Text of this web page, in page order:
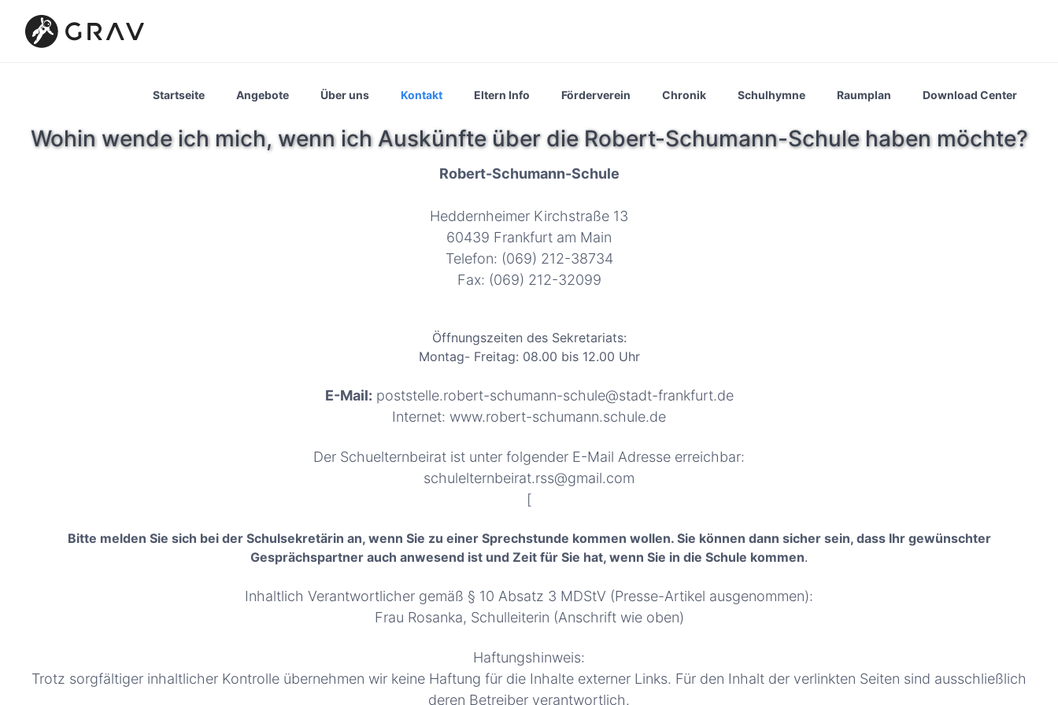
Startseite Angebote Über uns Kontakt Eltern Info Förderverein Chronik Schulhymne Raumplan Download Center
Wohin wende ich mich, wenn ich Auskünfte über die Robert-Schumann-Schule haben möchte?
Robert-Schumann-Schule
Heddernheimer Kirchstraße 13
60439 Frankfurt am Main
Telefon: (069) 212-38734
Fax: (069) 212-32099
Öffnungszeiten des Sekretariats:
Montag- Freitag: 08.00 bis 12.00 Uhr
E-Mail: poststelle.robert-schumann-schule@stadt-frankfurt.de
Internet: www.robert-schumann.schule.de
Der Schuelternbeirat ist unter folgender E-Mail Adresse erreichbar:
schulelternbeirat.rss@gmail.com
[
Bitte melden Sie sich bei der Schulsekretärin an, wenn Sie zu einer Sprechstunde kommen wollen. Sie können dann sicher sein, dass Ihr gewünschter
Gesprächspartner auch anwesend ist und Zeit für Sie hat, wenn Sie in die Schule kommen.
Inhaltlich Verantwortlicher gemäß § 10 Absatz 3 MDStV (Presse-Artikel ausgenommen):
Frau Rosanka, Schulleiterin (Anschrift wie oben)
Haftungshinweis:
Trotz sorgfältiger inhaltlicher Kontrolle übernehmen wir keine Haftung für die Inhalte externer Links. Für den Inhalt der verlinkten Seiten sind ausschließlich
deren Betreiber verantwortlich.